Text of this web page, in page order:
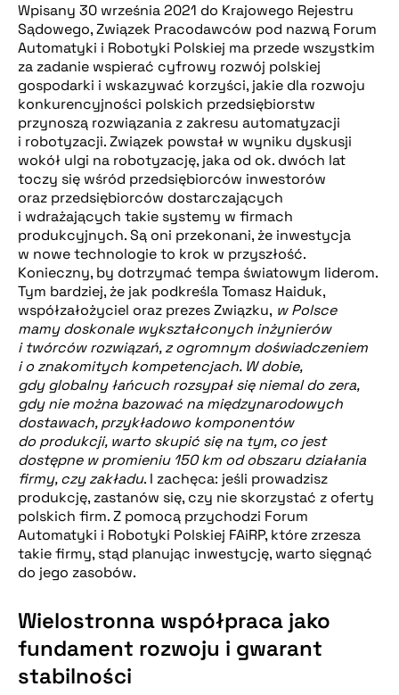
Wpisany 30 września 2021 do Krajowego Rejestru
Sądowego, Związek Pracodawców pod nazwą Forum
Automatyki i Robotyki Polskiej ma przede wszystkim
za zadanie wspierać cyfrowy rozwój polskiej
gospodarki i wskazywać korzyści, jakie dla rozwoju
konkurencyjności polskich przedsiębiorstw
przynoszą rozwiązania z zakresu automatyzacji
i robotyzacji. Związek powstał w wyniku dyskusji
wokół ulgi na robotyzację, jaka od ok. dwóch lat
toczy się wśród przedsiębiorców inwestorów
oraz przedsiębiorców dostarczających
i wdrażających takie systemy w firmach
produkcyjnych. Są oni przekonani, że inwestycja
w nowe technologie to krok w przyszłość.
Konieczny, by dotrzymać tempa światowym liderom.
Tym bardziej, że jak podkreśla Tomasz Haiduk,
współzałożyciel oraz prezes Związku, w Polsce
mamy doskonale wykształconych inżynierów
i twórców rozwiązań, z ogromnym doświadczeniem
i o znakomitych kompetencjach. W dobie,
gdy globalny łańcuch rozsypał się niemal do zera,
gdy nie można bazować na międzynarodowych
dostawach, przykładowo komponentów
do produkcji, warto skupić się na tym, co jest
dostępne w promieniu 150 km od obszaru działania
firmy, czy zakładu. I zachęca: jeśli prowadzisz
produkcję, zastanów się, czy nie skorzystać z oferty
polskich firm. Z pomocą przychodzi Forum
Automatyki i Robotyki Polskiej FAiRP, które zrzesza
takie firmy, stąd planując inwestycję, warto sięgnąć
do jego zasobów.
Wielostronna współpraca jako
fundament rozwoju i gwarant
stabilności